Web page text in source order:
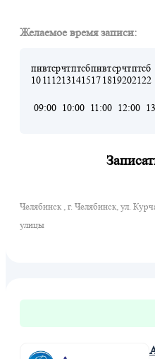
Желаемое время записи:
пн
10
вт
11
ср
12
чт
13
пт
14
сб
15
пн
17
вт
18
ср
19
чт
20
пт
21
сб
22
09:00 10:00 11:00 12:00
Челябинск , г. Челябинск, ул.
улицы